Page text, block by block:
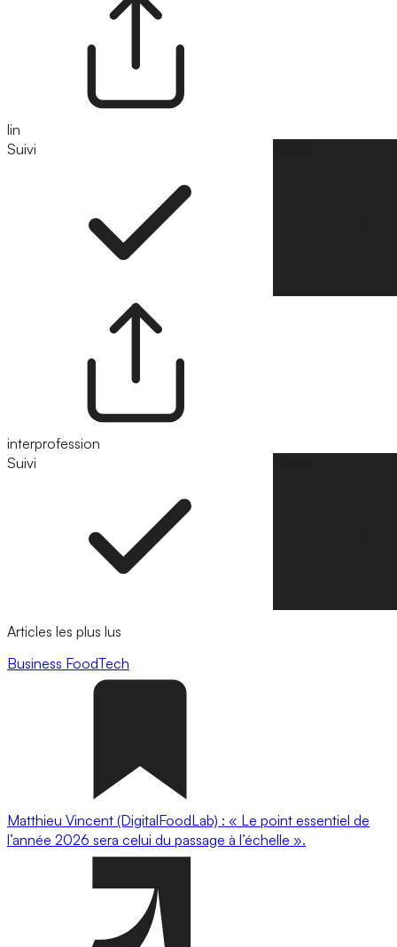
lin
Suivi
interprofession
Suivi
Articles les plus lus
Business FoodTech
Matthieu Vincent (DigitalFoodLab) : « Le point essentiel de
l’année 2026 sera celui du passage à l’échelle ».